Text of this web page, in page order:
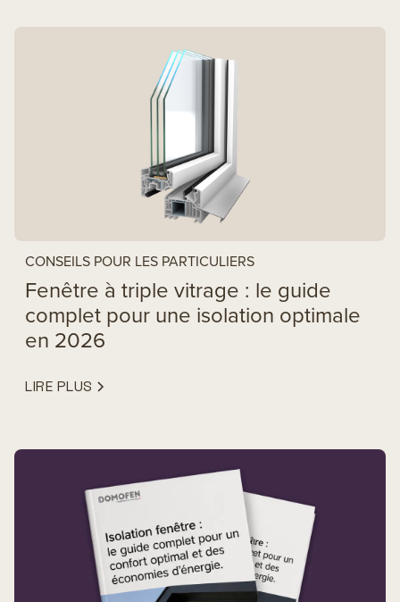
CONSEILS POUR LES PARTICULIERS
Fenêtre à triple vitrage : le guide
complet pour une isolation optimale
en 2026
LIRE PLUS